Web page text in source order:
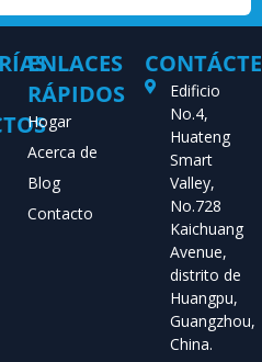
ENLACES
RÁPIDOS
Hogar
Acerca de
Blog
Contacto
Edificio
No.4,
Huateng
Smart
Valley,
No.728
Kaichuang
Avenue,
distrito de
Huangpu,
Guangzhou,
China.